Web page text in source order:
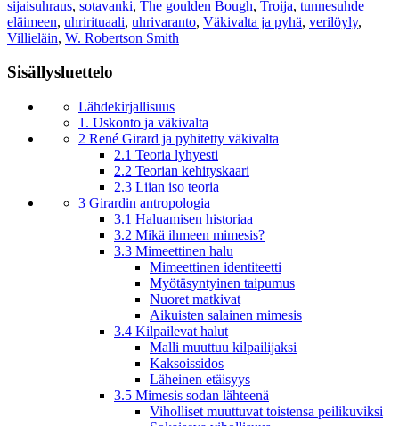
sijaisuhraus, sotavanki, The goulden Bough, Troija, tunnesuhde
eläimeen, uhrirituaali, uhrivaranto, Väkivalta ja pyhä, verilöyly,
Villieläin, W. Robertson Smith
Sisällysluettelo
Lähdekirjallisuus
1. Uskonto ja väkivalta
2 René Girard ja pyhitetty väkivalta
2.1 Teoria lyhyesti
2.2 Teorian kehityskaari
2.3 Liian iso teoria
3 Girardin antropologia
3.1 Haluamisen historiaa
3.2 Mikä ihmeen mimesis?
3.3 Mimeettinen halu
Mimeettinen identiteetti
Myötäsyntyinen taipumus
Nuoret matkivat
Aikuisten salainen mimesis
3.4 Kilpailevat halut
Malli muuttuu kilpailijaksi
Kaksoissidos
Läheinen etäisyys
3.5 Mimesis sodan lähteenä
Viholliset muuttuvat toistensa peilikuviksi